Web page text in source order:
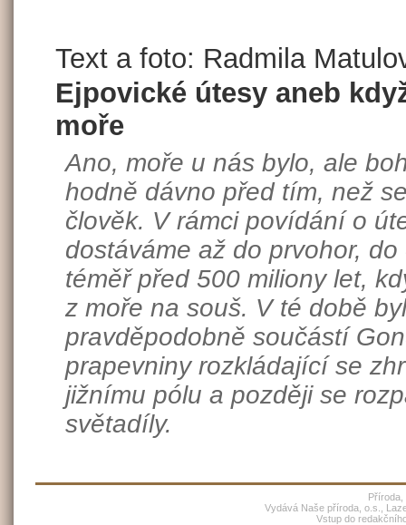
Text a foto: Radmila
Ejpovické útesy aneb
moře
Ano, moře u nás bylo, ale
hodně dávno před tím, než
člověk. V rámci povídání o
dostáváme až do prvohor,
téměř před 500 miliony let,
z moře na souš. V té době
pravděpodobně součástí
prapevniny rozkládající se
jižnímu pólu a později se
světadíly.
Příroda,
Vydává Naše příroda, o.s.,
Vstup do